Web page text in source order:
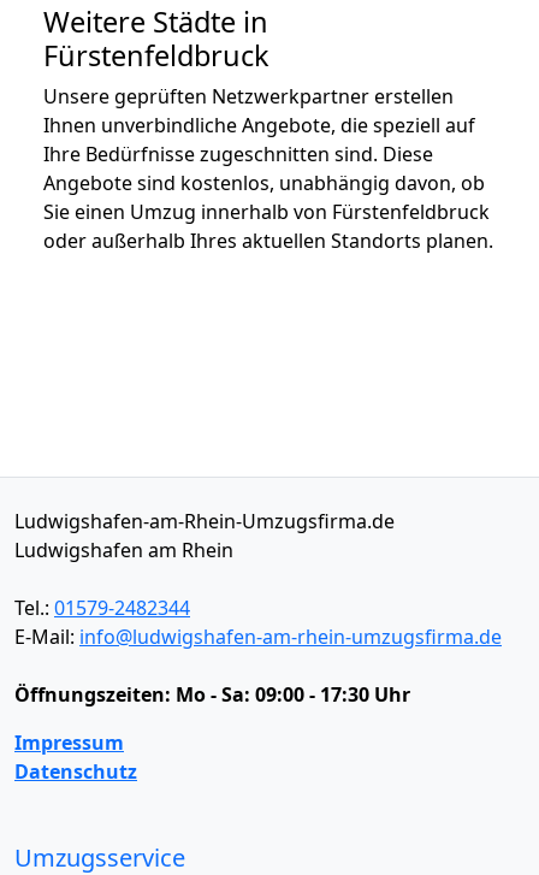
Weitere Städte in
Fürstenfeldbruck
Unsere geprüften Netzwerkpartner erstellen
Ihnen unverbindliche Angebote, die speziell auf
Ihre Bedürfnisse zugeschnitten sind. Diese
Angebote sind kostenlos, unabhängig davon, ob
Sie einen Umzug innerhalb von Fürstenfeldbruck
oder außerhalb Ihres aktuellen Standorts planen.
Ludwigshafen-am-Rhein-Umzugsfirma.de
Ludwigshafen am Rhein
Tel.: 01579-2482344
E-Mail: info@ludwigshafen-am-rhein-umzugsfirma.de
Öffnungszeiten: Mo - Sa: 09:00 - 17:30 Uhr
Impressum
Datenschutz
Umzugsservice